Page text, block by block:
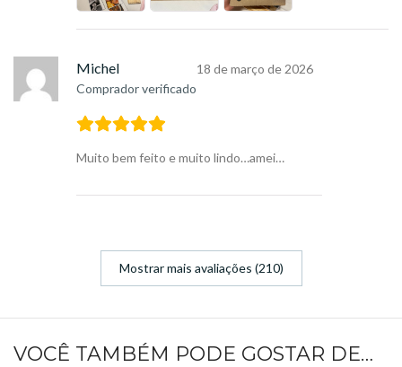
Michel
Comprador verificado
18 de março de 2026
Muito bem feito e muito lindo…amei…
Mostrar mais avaliações (210)
VOCÊ TAMBÉM PODE GOSTAR DE…